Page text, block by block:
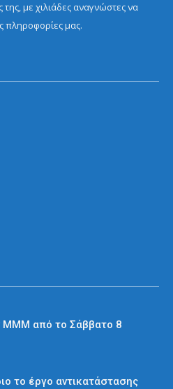
της, με χιλιάδες αναγνώστες να
πληροφορίες μας.
ΜΜΜ από το Σάββατο 8
το έργο αντικατάστασης